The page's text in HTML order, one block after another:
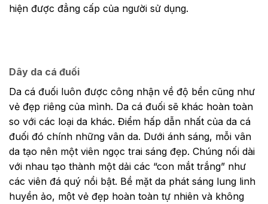
hiện được đẳng cấp của người sử dụng.
Dây da cá đuối
Da cá đuối luôn được công nhận về độ bền cũng như
vẻ đẹp riêng của mình. Da cá đuối sẽ khác hoàn toàn
so với các loại da khác. Điểm hấp dẫn nhất của da cá
đuối đó chính những vân da. Dưới ánh sáng, mỗi vân
da tạo nên một viên ngọc trai sáng đẹp. Chúng nối dài
với nhau tạo thành một dải các “con mắt trắng” như
các viên đá quý nổi bật. Bề mặt da phát sáng lung linh
huyền ảo, một vẻ đẹp hoàn toàn tự nhiên và không